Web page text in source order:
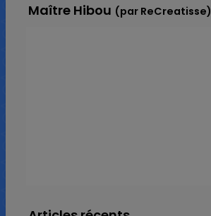
Maître Hibou (par ReCreatisse)